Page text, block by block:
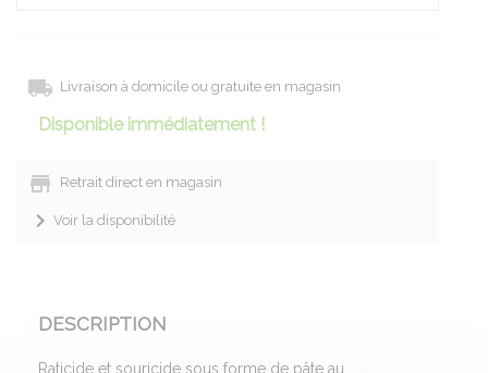
Livraison à domicile ou gratuite en magasin
Disponible immédiatement !
Retrait direct en magasin
Voir la disponibilité
DESCRIPTION
Raticide et souricide sous forme de pâte au